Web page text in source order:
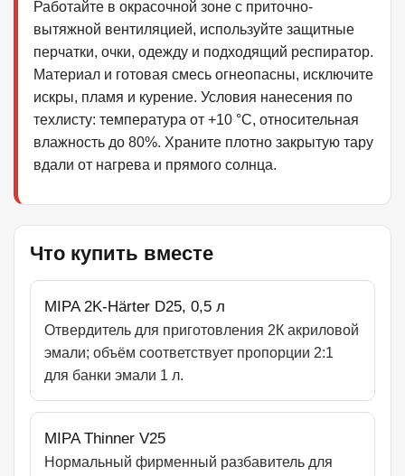
Работайте в окрасочной зоне с приточно-
вытяжной вентиляцией, используйте защитные
перчатки, очки, одежду и подходящий респиратор.
Материал и готовая смесь огнеопасны, исключите
искры, пламя и курение. Условия нанесения по
техлисту: температура от +10 °C, относительная
влажность до 80%. Храните плотно закрытую тару
вдали от нагрева и прямого солнца.
Что купить вместе
MIPA 2K-Härter D25, 0,5 л
Отвердитель для приготовления 2К акриловой
эмали; объём соответствует пропорции 2:1
для банки эмали 1 л.
MIPA Thinner V25
Нормальный фирменный разбавитель для